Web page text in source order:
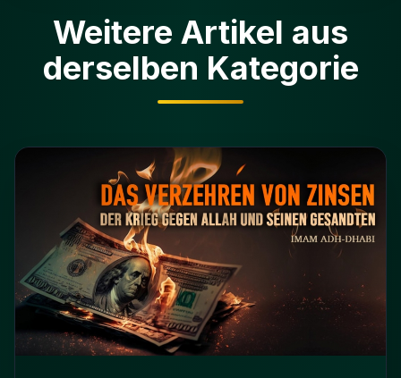
Weitere Artikel aus
derselben Kategorie